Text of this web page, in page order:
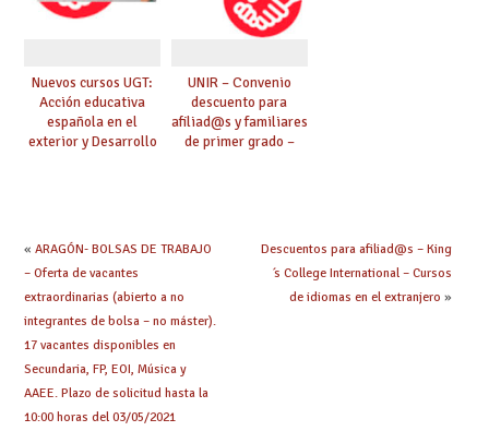
Nuevos cursos UGT:
Acción educativa
española en el
exterior y Desarrollo
UNIR – Convenio
descuento para
afiliad@s y familiares
de primer grado –
« ARAGÓN- BOLSAS DE TRABAJO
– Oferta de vacantes
extraordinarias (abierto a no
integrantes de bolsa – no máster).
17 vacantes disponibles en
Secundaria, FP, EOI, Música y
AAEE. Plazo de solicitud hasta la
10:00 horas del 03/05/2021
Descuentos para afiliad@s – King
́s College International – Cursos
de idiomas en el extranjero »